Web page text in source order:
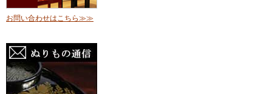
お問い合わせはこちら≫≫